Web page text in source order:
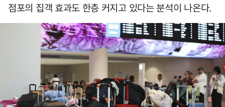
점포의 집객 효과도 한층 커지고 있다는 분석이 나온다.